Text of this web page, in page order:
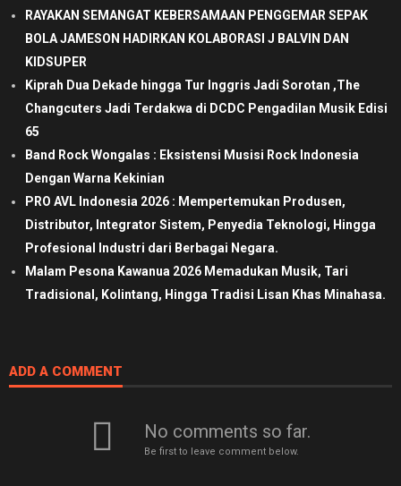
RAYAKAN SEMANGAT KEBERSAMAAN PENGGEMAR SEPAK
BOLA JAMESON HADIRKAN KOLABORASI J BALVIN DAN
KIDSUPER
Kiprah Dua Dekade hingga Tur Inggris Jadi Sorotan ,The
Changcuters Jadi Terdakwa di DCDC Pengadilan Musik Edisi
65
Band Rock Wongalas : Eksistensi Musisi Rock Indonesia
Dengan Warna Kekinian
PRO AVL Indonesia 2026 : Mempertemukan Produsen,
Distributor, Integrator Sistem, Penyedia Teknologi, Hingga
Profesional Industri dari Berbagai Negara.
Malam Pesona Kawanua 2026 Memadukan Musik, Tari
Tradisional, Kolintang, Hingga Tradisi Lisan Khas Minahasa.
ADD A COMMENT
No comments so far.
Be first to leave comment below.